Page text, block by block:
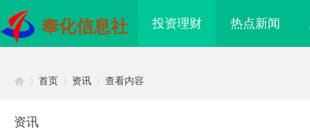
奉化信息社 投资理财 热点新闻
首页 资讯 查看内容
资讯